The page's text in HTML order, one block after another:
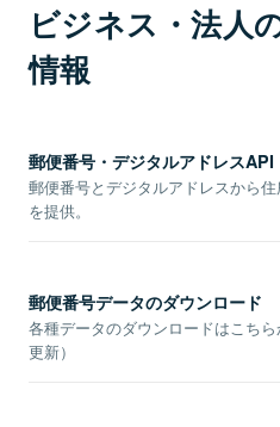
ビジネス・法人
情報
郵便番号・デジタルアドレスAPI
郵便番号とデジタルアドレスから
を提供。
郵便番号データのダウンロード
各種データのダウンロードはこち
更新）